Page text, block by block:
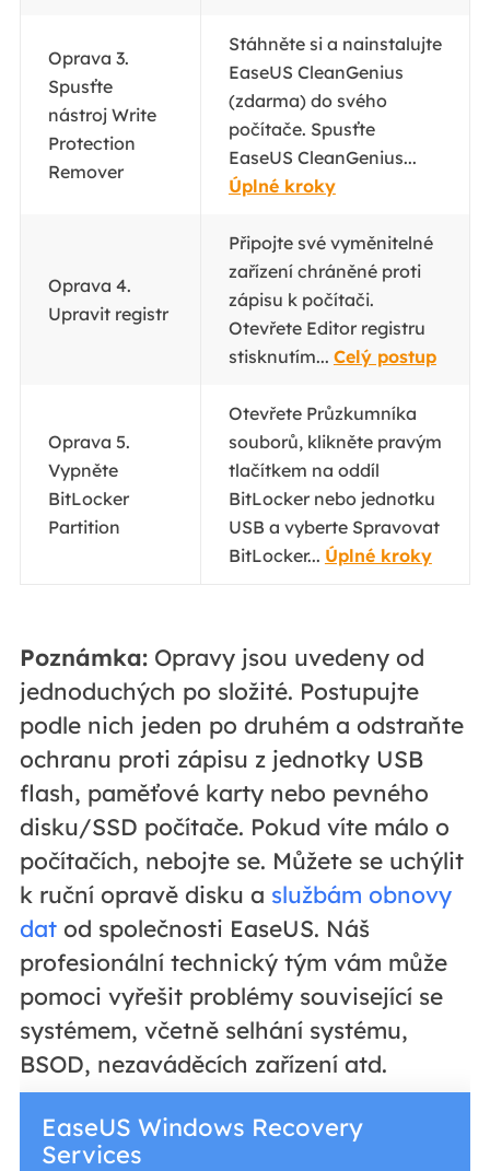
Oprava 3.
Spusťte
nástroj Write
Protection
Remover
Stáhněte si a nainstalujte
EaseUS CleanGenius
(zdarma) do svého
počítače. Spusťte
EaseUS CleanGenius...
Úplné kroky
Oprava 4.
Upravit registr
Připojte své vyměnitelné
zařízení chráněné proti
zápisu k počítači.
Otevřete Editor registru
stisknutím... Celý postup
Oprava 5.
Vypněte
BitLocker
Partition
Otevřete Průzkumníka
souborů, klikněte pravým
tlačítkem na oddíl
BitLocker nebo jednotku
USB a vyberte Spravovat
BitLocker... Úplné kroky
Poznámka:Opravy jsou uvedeny od
jednoduchých po složité. Postupujte
podle nich jeden po druhém a odstraňte
ochranu proti zápisu z jednotky USB
flash, paměťové karty nebo pevného
disku/SSD počítače. Pokud víte málo o
počítačích, nebojte se. Můžete se uchýlit
k ruční opravě disku a službám obnovy
datod společnosti EaseUS. Náš
profesionální technický tým vám může
pomoci vyřešit problémy související se
systémem, včetně selhání systému,
BSOD, nezaváděcích zařízení atd.
EaseUS Windows Recovery
Services